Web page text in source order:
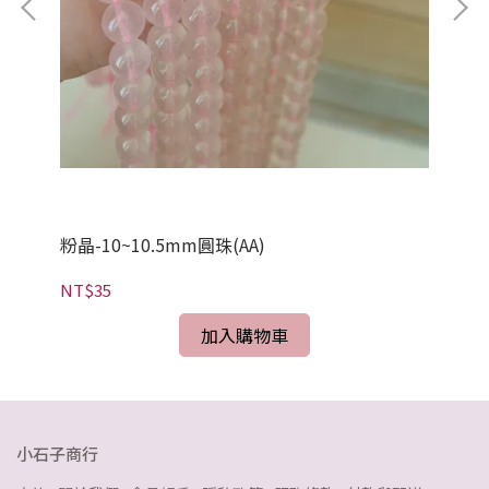
粉晶-10~10.5mm圓珠(AA)
NT$35
加入購物車
小石子商行